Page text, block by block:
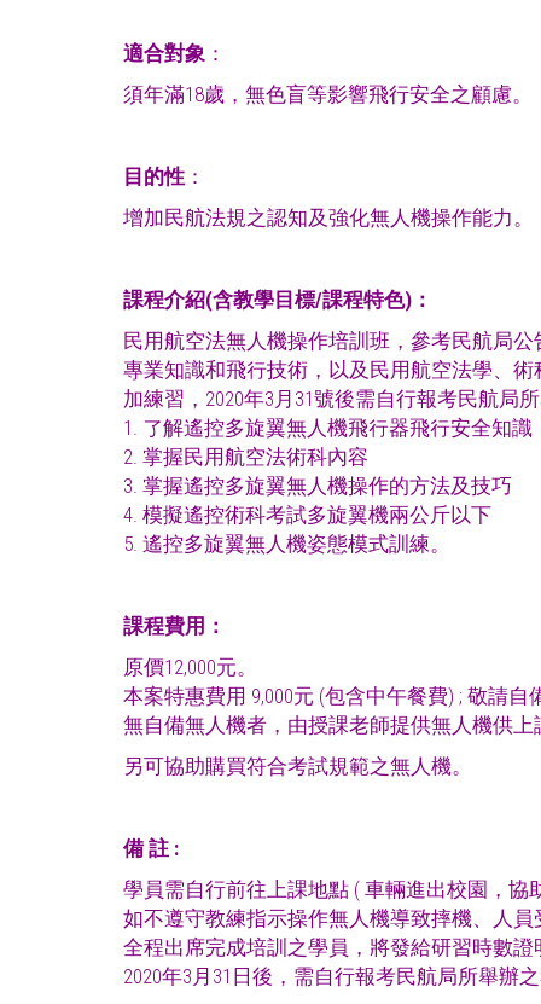
適合對象 ：
須年滿18歲，無色盲等影響飛行安全之顧慮。
目的性 ：
增加民航法規之認知及強化無人機操作能力。
課程介紹(含教學目標/課程特色) ：
民用航空法無人機操作培訓班，參考民航局
專業知識和飛行技術，以及民用航空法學、
加練習，2020年3月31號後需自行報考民航局
1. 了解遙控多旋翼無人機飛行器飛行安全知識
2. 掌握民用航空法術科內容
3. 掌握遙控多旋翼無人機操作的方法及技巧
4. 模擬遙控術科考試多旋翼機兩公斤以下
5. 遙控多旋翼無人機姿態模式訓練。
課程費用：
原價12,000元。
本案特惠費用 9,000元 (包含中午餐費) ; 敬請自
無自備無人機者，由授課老師提供無人機供
另可協助購買符合考試規範之無人機。
備 註 :
學員需自行前往上課地點 ( 車輛進出校園，協
如不遵守教練指示操作無人機導致摔機、人
全程出席完成培訓之學員，將發給研習時數證
2020年3月31日後，需自行報考民航局所舉辦